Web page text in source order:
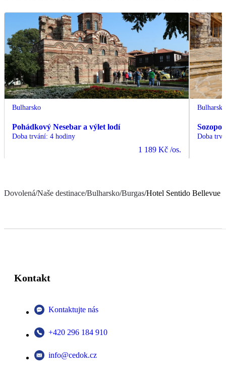
Bulharsko
Pohádkový Nesebar a výlet lodí
Doba trvání: 4 hodiny
1 189 Kč /os.
Bulharsko
Doba
Dovolená/Naše destinace/Bulharsko/Burgas/Hotel Sentido Bellevue
Kontakt
Kontaktujte nás
+420 296 184 910
info@cedok.cz